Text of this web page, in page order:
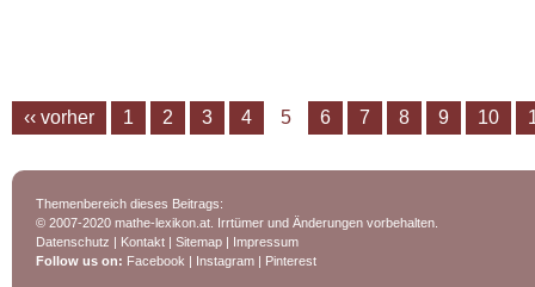
‹‹ vorher 1 2 3 4 5 6 7 8 9 10
Themenbereich dieses Beitrags:
© 2007-2020 mathe-lexikon.at. Irrtümer und Änderungen vorbehalten.
Datenschutz | Kontakt | Sitemap | Impressum
Follow us on: Facebook | Instagram | Pinterest